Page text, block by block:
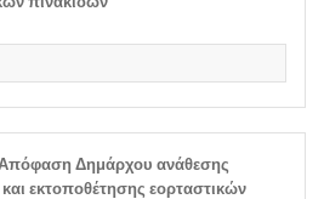
Δημάρχου ανάθεσης
εκτοποθέτησης εορταστικών